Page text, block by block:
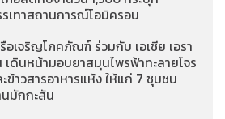
เทาสถานการณ์โอมิครอน
อเจริญโภคภัณฑ์ ร่วมกับ เอเชีย เอรา
เดินหน้ามอบยาสมุนไพรฟ้าทะลายโจร
ข้าวสารอาหารแห้ง ให้แก่ 7 ชุมชน
มักกะสัน